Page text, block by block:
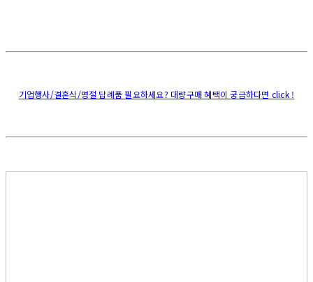
기업행사/결혼식/명절 답례품 필요하세요? 대량구매 혜택이 궁금하다면 click !